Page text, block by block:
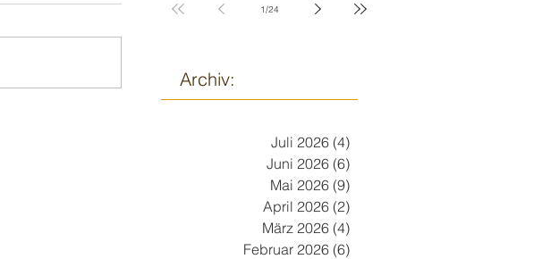
1/24
Archiv:
Juli 2026 (4)
Juni 2026 (6)
Mai 2026 (9)
April 2026 (2)
März 2026 (4)
Februar 2026 (6)